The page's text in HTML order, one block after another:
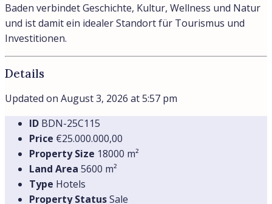
Baden verbindet Geschichte, Kultur, Wellness und Natur
und ist damit ein idealer Standort für Tourismus und
Investitionen.
Details
Updated on August 3, 2026 at 5:57 pm
ID BDN-25C115
Price €25.000.000,00
Property Size 18000 m²
Land Area 5600 m²
Type Hotels
Property StatusSale